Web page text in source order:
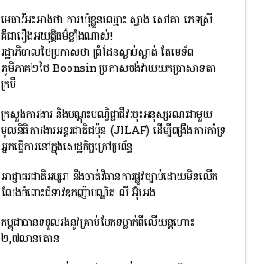
មេធាវីអះអាងថា ការឃុំខ្លួនឈ្មោះ ស្វាង សៅគា ភេទស្រី
គឺជារឿងអយុត្តិធម៌ខ្លាំងណាស់!
រដ្ឋាភិបាលថៃប្រកាសថា ព្រំដែនស្ងាប់ស្ងាត់ តែមេទ័ព
ភូមិភាគ២ថៃ Boonsin ប្រកាសចង់វាយយកប្រាសាទតា
ក្របី
ក្រសួងការងារ និងបណ្ដុះបណ្វិជ្ជាជីវៈចុះអនុស្សរណៈជាមួយ
មូលនិធិការងារអន្ដរជាតិជប៉ុន (JILAF) ដើម្បីពង្រឹងការគាំទ្រ
អ្នកធ្វើការនៅក្នុងសេដ្ឋកិច្ចក្រៅប្រព័ន្ធ
អាជ្ញាធរជាតិអប្សរា នឹងចាត់វិធានការផ្លូវច្បាប់ដោយមិនលើក
លែងចំពោះជំទាវឧកញ៉ាបណ្ឌិត លី អ៊ុំអេង
កម្ពុជាបានទទួលរងនូវគ្រាប់បែកទម្លាក់ពីលើយន្តហោះ
២,៧លានតោន